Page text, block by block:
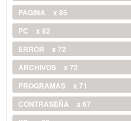
PAGINA
x 85
PC
x 82
ERROR
x 72
ARCHIVOS
x 72
PROGRAMAS
x 71
CONTRASEÑA
x 67